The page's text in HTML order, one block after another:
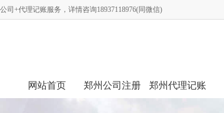
司+代理记账服务，详情咨询18937118976(同微信)
网站首页 郑州公司注册 郑州代理记账